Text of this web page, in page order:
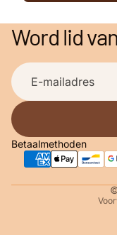
Word lid
Betaalmethoden
Privacybeleid
Algemene
Verzendbeleid
Wettelijke